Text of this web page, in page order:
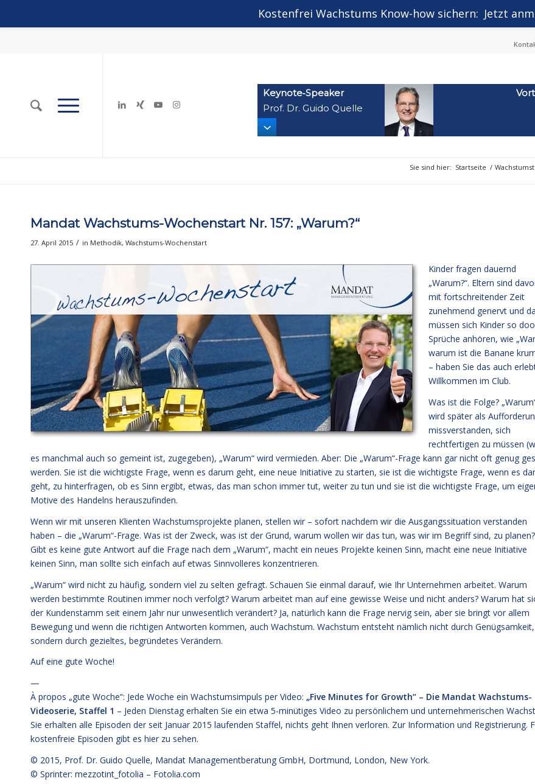
Keynote‑Speaker
Prof. Dr. Guido Quelle
Sie sind hier: Startseite /
Mandat Wachstums-Wochenstart Nr. 157: „Warum?“
27. April 2015 / in Methodik, Wachstums-Wochenstart
Kinder fragen dauernd
„Warum?“. Eltern sind
mit fortschreitender Zeit
zunehmend genervt und
müssen sich Kinder so
Sprüche anhören, wie
warum ist die Banane
– haben Sie das auch
Willkommen im Club.
Was ist die Folge?
wird später als
missverstanden, sich
rechtfertigen zu müssen
es manchmal auch so gemeint ist, zugegeben), „Warum“ wird vermieden. Aber: Die „Warum“-Frage kann gar nicht oft genug
werden. Sie ist die wichtigste Frage, wenn es darum geht, eine neue Initiative zu starten, sie ist die wichtigste Frage, wenn es
geht, zu hinterfragen, ob es Sinn ergibt, etwas, das man schon immer tut, weiter zu tun und sie ist die wichtigste Frage, um
Motive des Handelns herauszufinden.
Wenn wir mit unseren Klienten Wachstumsprojekte planen, stellen wir – sofort nachdem wir die Ausgangssituation verstanden
haben – die „Warum“-Frage. Was ist der Zweck, was ist der Grund, warum wollen wir das tun, was wir im Begriff sind, zu planen?
Gibt es keine gute Antwort auf die Frage nach dem „Warum“, macht ein neues Projekte keinen Sinn, macht eine neue Initiative
keinen Sinn, man sollte sich einfach auf etwas Sinnvolleres konzentrieren.
„Warum“ wird nicht zu häufig, sondern viel zu selten gefragt. Schauen Sie einmal darauf, wie Ihr Unternehmen arbeitet. Warum
werden bestimmte Routinen immer noch verfolgt? Warum arbeitet man auf eine gewisse Weise und nicht anders? Warum hat
der Kundenstamm seit einem Jahr nur unwesentlich verändert? Ja, natürlich kann die Frage nervig sein, aber sie bringt vor allem
Bewegung und wenn die richtigen Antworten kommen, auch Wachstum. Wachstum entsteht nämlich nicht durch Genügsamkeit,
sondern durch gezieltes, begründetes Verändern.
Auf eine gute Woche!
—
À propos „gute Woche“: Jede Woche ein Wachstumsimpuls per Video: „Five Minutes for Growth“ – Die Mandat Wachstums-
Videoserie, Staffel 1 – Jeden Dienstag erhalten Sie ein etwa 5-minütiges Video zu persönlichem und unternehmerischen
Sie erhalten alle Episoden der seit Januar 2015 laufenden Staffel, nichts geht Ihnen verloren. Zur Information und Registrierung.
kostenfreie Episoden gibt es hier zu sehen.
© 2015, Prof. Dr. Guido Quelle, Mandat Managementberatung GmbH, Dortmund, London, New York.
© Sprinter: mezzotint_fotolia – Fotolia.com
Kostenfrei Wachstums Know-how sichern: Jetzt